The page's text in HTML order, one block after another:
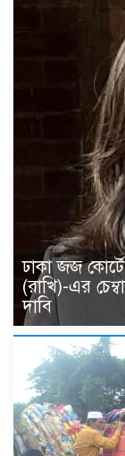
ঢাকা জজ
(রাখি)-এর
দাবি